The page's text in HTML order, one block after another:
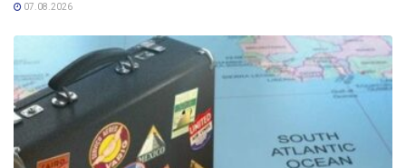
07.08.2026